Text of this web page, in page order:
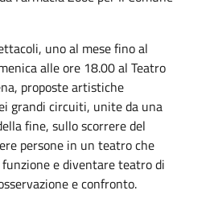
uno al mese fino al
alle ore 18.00 al Teatro
proposte artistiche
grandi circuiti, unite da una
fine, sullo scorrere del
persone in un teatro che
e diventare teatro di
e confronto.